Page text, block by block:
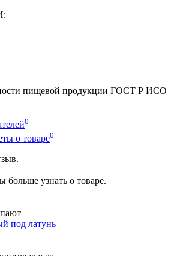
пищевой продукции ГОСТ Р ИСО
0
о товаре0
больше узнать о товаре.